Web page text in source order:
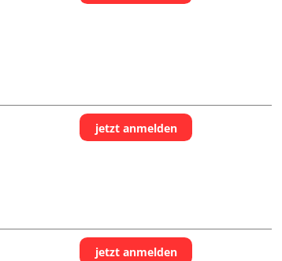
jetzt anmelden
jetzt anmelden